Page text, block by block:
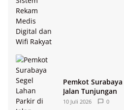
Pemkot
Jalan Tunjungan
10 Juli 2026 0